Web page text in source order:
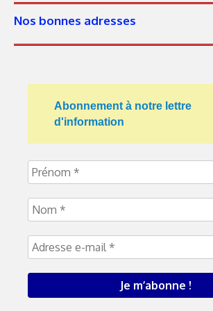
Nos bonnes adresses
Abonnement à notre lettre
d'information